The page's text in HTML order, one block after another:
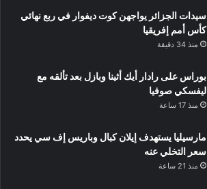
و
ك
T
b
ق
ا
T
سيدات الجزائر يواجهن كوت ديفوار في ربع نهائي
كأس أمم إفريقيا
منذ 34 دقيقة
بوراس على رادار أيك أثينا وبازل بعد تألقه مع
ليفسكي صوفيا
منذ 17 ساعة
مارسيليا يستهدف إيلان كبال وباريس إف سي يحدد
سعر التخلي عنه
منذ 21 ساعة